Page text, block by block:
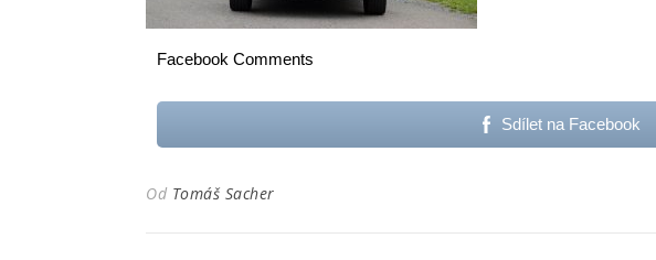
Facebook Comments
Sdílet na Facebook
Od Tomáš Sacher